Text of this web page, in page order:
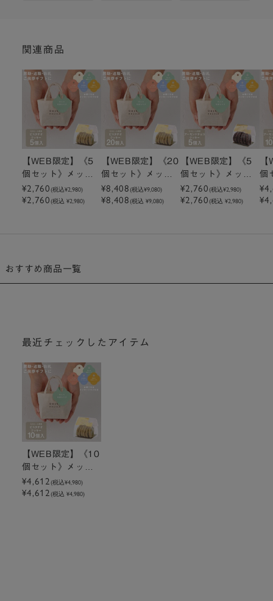
関連商品
【WEB限定】《5
個セット》メッセ
ージ付きミニトー
トクッキーピスタ
¥2,760(税込¥2,980)
¥2,760(税込 ¥2,980)
【WEB限定】《20
個セット》メッセ
ージ付きミニトー
トクッキーピスタ
¥8,408(税込¥9,080)
¥8,408(税込 ¥9,080)
【WEB限定】《5
個セット》メッセ
ージ付きミニトー
トクッキーアーモ
¥2,760(税込¥2,980)
¥2,760(税込 ¥2,980)
個
ー
ト
おすすめ商品一覧
最近チェックしたアイテム
【WEB限定】《10
個セット》メッセ
ージ付きミニトー
トクッキーピスタ
¥4,612(税込¥4,980)
¥4,612(税込 ¥4,980)